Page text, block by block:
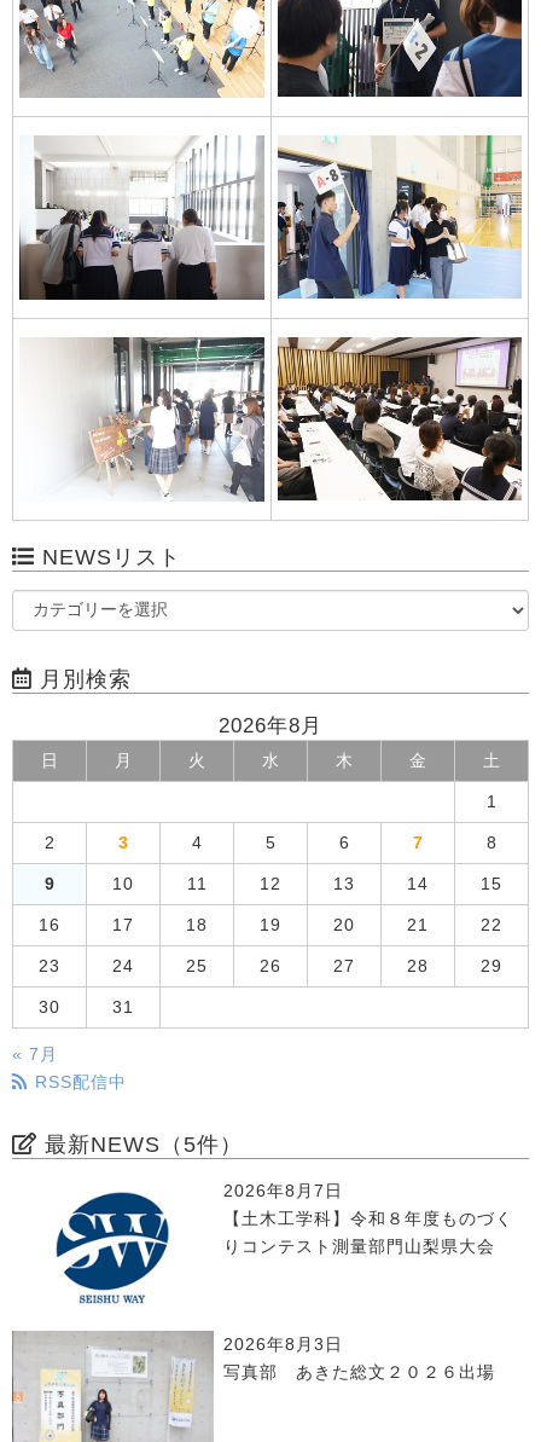
NEWSリスト
月別検索
2026年8月
日 月 火 水 木 金 土
1
2 3 4 5 6 7 8
9 10 11 12 13 14 15
16 17 18 19 20 21 22
23 24 25 26 27 28 29
30 31
« 7月
RSS配信中
最新NEWS（5件）
2026年8月7日
【土木工学科】令和８年度ものづく
りコンテスト測量部門山梨県大会
2026年8月3日
写真部 あきた総文２０２６出場